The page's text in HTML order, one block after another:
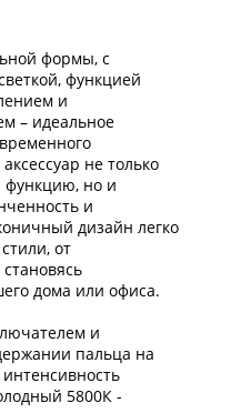
формы, с
функцией
и
– идеальное
не только
функцию, но и
и
дизайн легко
от
дома или офиса.
и
пальца на
5800К -